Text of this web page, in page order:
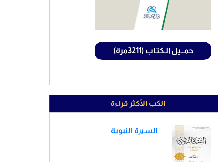
حمــيل الـكتـاب (3211مرة)
الكب الأكثر قراءة
السيرة النبوية